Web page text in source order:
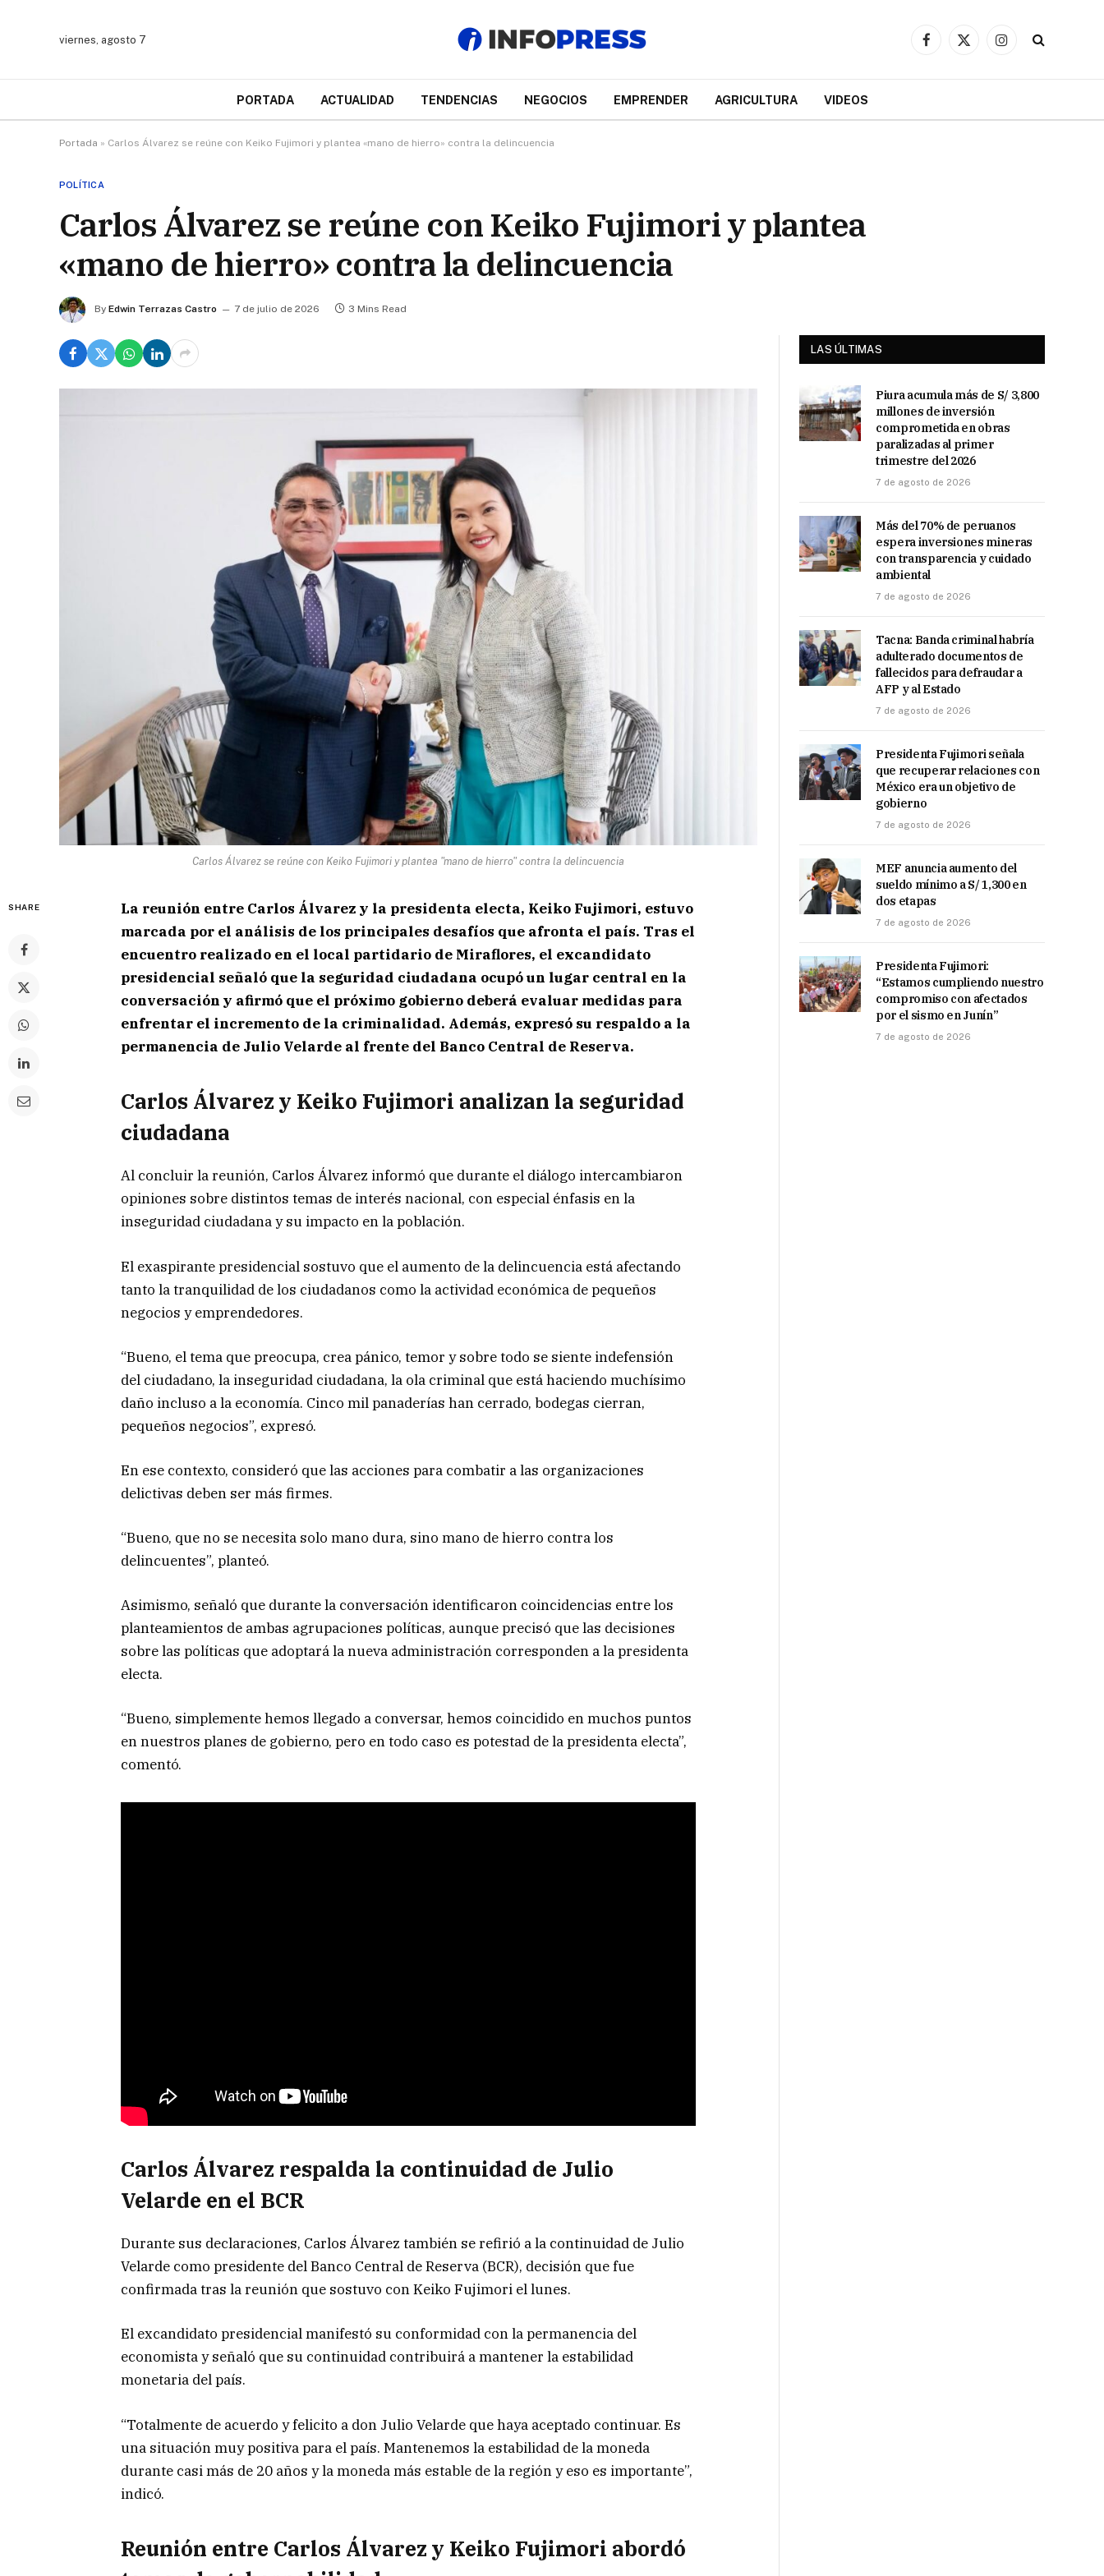
viernes, agosto 7
Facebook
X
Instagram
PORTADA ACTUALIDAD TENDENCIAS NEGOCIOS EMPRENDER AGRICULTURA VIDEOS
Portada » Carlos Álvarez se reúne con Keiko Fujimori y plantea «mano de hierro» contra la delincuencia
POLÍTICA
Carlos Álvarez se reúne con Keiko Fujimori y plantea
«mano de hierro» contra la delincuencia
By Edwin Terrazas Castro 7 de julio de 2026 3 Mins Read
Carlos Álvarez se reúne con Keiko Fujimori y plantea "mano de hierro" contra la delincuencia
SHARE
La reunión entre Carlos Álvarez y la presidenta electa, Keiko Fujimori, estuvo
marcada por el análisis de los principales desafíos que afronta el país. Tras el
encuentro realizado en el local partidario de Miraflores, el excandidato
presidencial señaló que la seguridad ciudadana ocupó un lugar central en la
conversación y afirmó que el próximo gobierno deberá evaluar medidas para
enfrentar el incremento de la criminalidad. Además, expresó su respaldo a la
permanencia de Julio Velarde al frente del Banco Central de Reserva.
Carlos Álvarez y Keiko Fujimori analizan la seguridad
ciudadana
Al concluir la reunión, Carlos Álvarez informó que durante el diálogo intercambiaron
opiniones sobre distintos temas de interés nacional, con especial énfasis en la
inseguridad ciudadana y su impacto en la población.
El exaspirante presidencial sostuvo que el aumento de la delincuencia está afectando
tanto la tranquilidad de los ciudadanos como la actividad económica de pequeños
negocios y emprendedores.
“Bueno, el tema que preocupa, crea pánico, temor y sobre todo se siente indefensión
del ciudadano, la inseguridad ciudadana, la ola criminal que está haciendo muchísimo
daño incluso a la economía. Cinco mil panaderías han cerrado, bodegas cierran,
pequeños negocios”, expresó.
En ese contexto, consideró que las acciones para combatir a las organizaciones
delictivas deben ser más firmes.
“Bueno, que no se necesita solo mano dura, sino mano de hierro contra los
delincuentes”, planteó.
Asimismo, señaló que durante la conversación identificaron coincidencias entre los
planteamientos de ambas agrupaciones políticas, aunque precisó que las decisiones
sobre las políticas que adoptará la nueva administración corresponden a la presidenta
electa.
“Bueno, simplemente hemos llegado a conversar, hemos coincidido en muchos puntos
en nuestros planes de gobierno, pero en todo caso es potestad de la presidenta electa”,
comentó.
Carlos Álvarez respalda la continuidad de Julio
Velarde en el BCR
Durante sus declaraciones, Carlos Álvarez también se refirió a la continuidad de Julio
Velarde como presidente del Banco Central de Reserva (BCR), decisión que fue
confirmada tras la reunión que sostuvo con Keiko Fujimori el lunes.
El excandidato presidencial manifestó su conformidad con la permanencia del
economista y señaló que su continuidad contribuirá a mantener la estabilidad
monetaria del país.
“Totalmente de acuerdo y felicito a don Julio Velarde que haya aceptado continuar. Es
una situación muy positiva para el país. Mantenemos la estabilidad de la moneda
durante casi más de 20 años y la moneda más estable de la región y eso es importante”,
indicó.
Reunión entre Carlos Álvarez y Keiko Fujimori abordó
LAS ÚLTIMAS
Piura acumula más de S/ 3,800
millones de inversión
comprometida en obras
paralizadas al primer
trimestre del 2026
7 de agosto de 2026
Más del 70% de peruanos
espera inversiones mineras
con transparencia y cuidado
ambiental
7 de agosto de 2026
Tacna: Banda criminal habría
adulterado documentos de
fallecidos para defraudar a
AFP y al Estado
7 de agosto de 2026
Presidenta Fujimori señala
que recuperar relaciones con
México era un objetivo de
gobierno
7 de agosto de 2026
MEF anuncia aumento del
sueldo mínimo a S/ 1,300 en
dos etapas
7 de agosto de 2026
Presidenta Fujimori:
“Estamos cumpliendo nuestro
compromiso con afectados
por el sismo en Junín”
7 de agosto de 2026